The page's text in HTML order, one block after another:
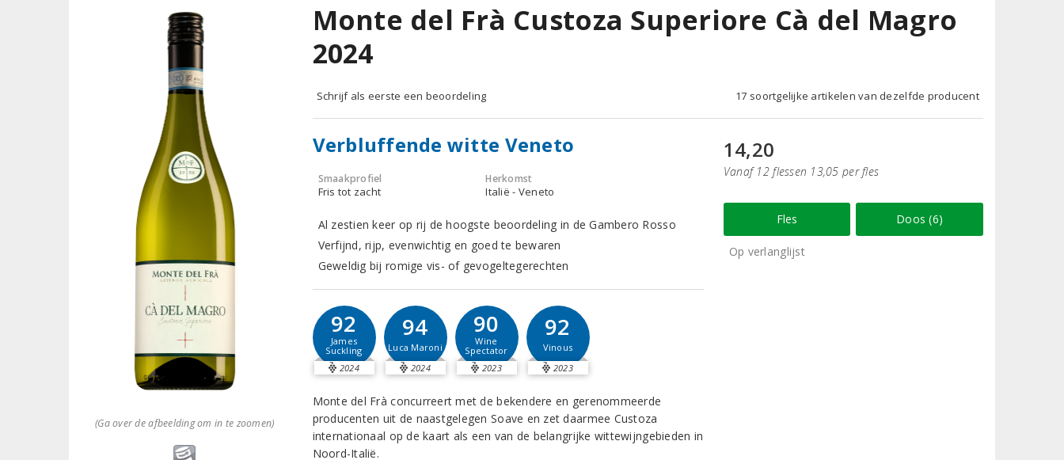
(Ga over de afbeelding om in te zoomen)
Monte del Frà Custoza Superiore Cà del Magro
2024
Schrijf als eerste een beoordeling 17 soortgelijke artikelen van dezelfde producent
Verbluffende witte Veneto
Smaakprofiel
Fris tot zacht
Herkomst
Italië - Veneto
Al zestien keer op rij de hoogste beoordeling in de Gambero Rosso
Verfijnd, rijp, evenwichtig en goed te bewaren
Geweldig bij romige vis- of gevogeltegerechten
92
James
Suckling
2024
94
Luca Maroni
2024
90
Wine
Spectator
2023
92
Vinous
2023
Monte del Frà concurreert met de bekendere en gerenommeerde
producenten uit de naastgelegen Soave en zet daarmee Custoza
internationaal op de kaart als een van de belangrijke wittewijngebieden in
Noord-Italië.
14,20
Vanaf 12 flessen 13,05 per fles
Fles Doos (6)
Op verlanglijst